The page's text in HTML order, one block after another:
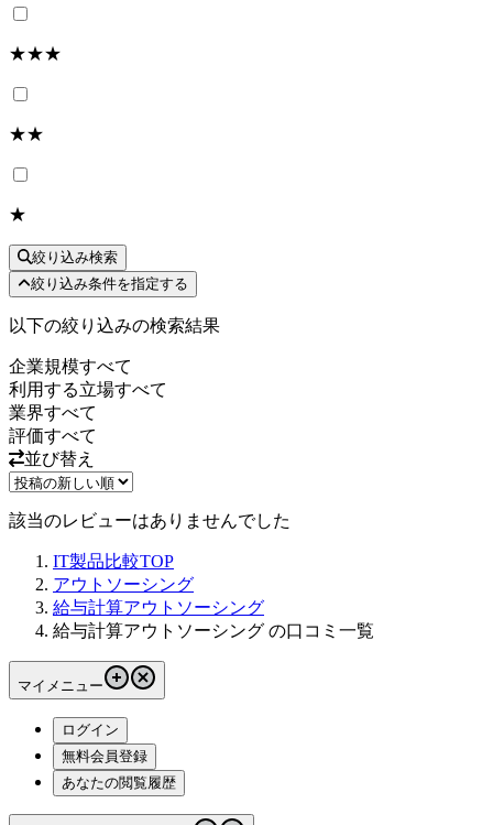
★★★
★★
★
絞り込み検索
絞り込み条件を指定する
以下の絞り込みの検索結果
企業規模すべて
利用する立場すべて
業界すべて
評価すべて
並び替え
該当のレビューはありませんでした
IT製品比較TOP
アウトソーシング
給与計算アウトソーシング
給与計算アウトソーシング の口コミ一覧
マイメニュー
ログイン
無料会員登録
あなたの閲覧履歴